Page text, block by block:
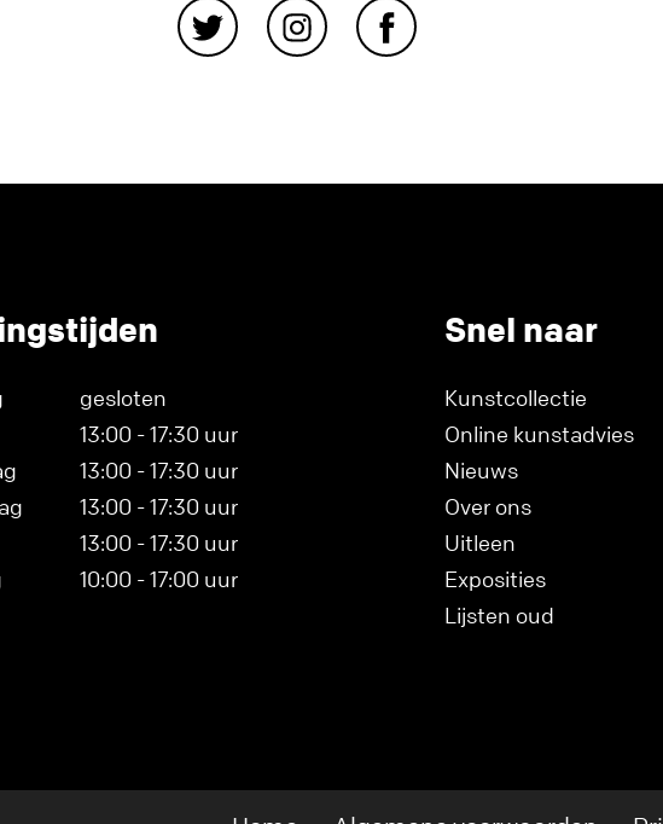
gesloten
13:00 - 17:30 uur
13:00 - 17:30 uur
13:00 - 17:30 uur
13:00 - 17:30 uur
10:00 - 17:00 uur
Snel naar
Kunstcollectie
Online kunstadvies
Nieuws
Over ons
Uitleen
Exposities
Lijsten oud